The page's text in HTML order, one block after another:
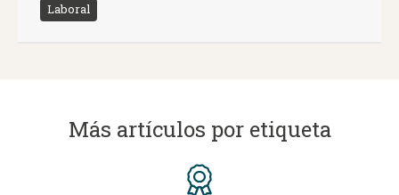
Laboral
Más artículos por etiqueta